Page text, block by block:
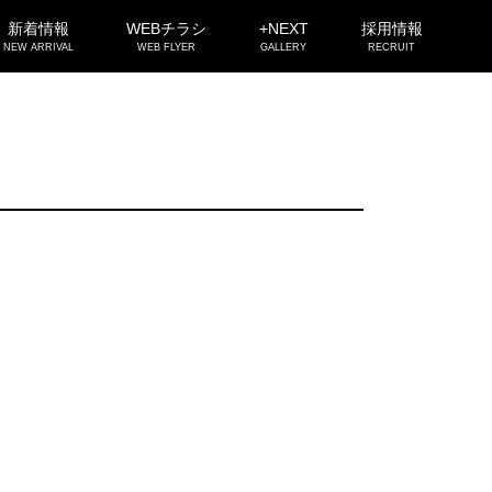
新着情報
NEW ARRIVAL
WEBチラシ
WEB FLYER
+NEXT
GALLERY
採用情報
RECRUIT